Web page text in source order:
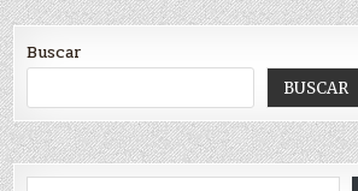
Buscar
BUSCAR
Escribí tu correo electrónico…